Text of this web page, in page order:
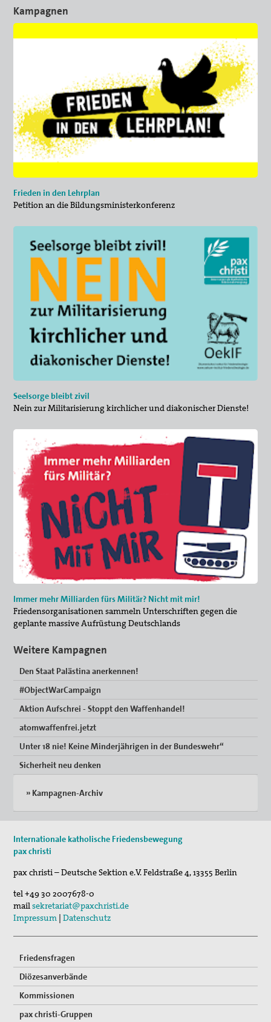
Kampagnen
Frieden in den Lehrplan
Petition an die Bildungsministerkonferenz
Seelsorge bleibt zivil
Nein zur Militarisierung kirchlicher und diakonischer Dienste!
Immer mehr Milliarden fürs Militär? Nicht mit mir!
Friedensorganisationen sammeln Unterschriften gegen die
geplante massive Aufrüstung Deutschlands
Weitere Kampagnen
Den Staat Palästina anerkennen!
#ObjectWarCampaign
Aktion Aufschrei - Stoppt den Waffenhandel!
atomwaffenfrei.jetzt
Unter 18 nie! Keine Minderjährigen in der Bundeswehr“
Sicherheit neu denken
» Kampagnen-Archiv
Internationale katholische Friedensbewegung
pax christi
pax christi – Deutsche Sektion e.V.Feldstraße 4,13355 Berlin
tel+49 30 2007678-0
mailsekretariat@paxchristi.de
Impressum |Datenschutz
Friedensfragen
Diözesanverbände
Kommissionen
pax christi-Gruppen